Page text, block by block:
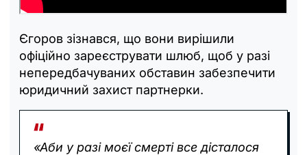
Єгоров зізнався, що вони вирішили
офіційно зареєструвати шлюб, щоб у разі
непередбачуваних обставин забезпечити
юридичний захист партнерки.
«Аби у разі моєї смерті все дісталося